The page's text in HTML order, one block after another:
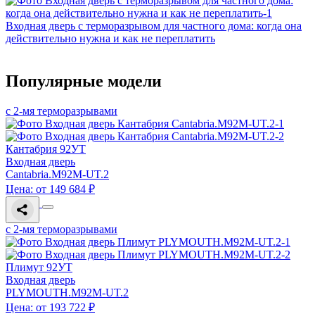
Входная дверь с терморазрывом для частного дома: когда она
действительно нужна и как не переплатить
Популярные модели
с 2-мя терморазрывами
Кантабрия 92УТ
Входная дверь
Cantabria.M92M-UT.2
Цена: от 149 684 ₽
с 2-мя терморазрывами
Плимут 92УТ
Входная дверь
PLYMOUTH.M92M-UT.2
Цена: от 193 722 ₽